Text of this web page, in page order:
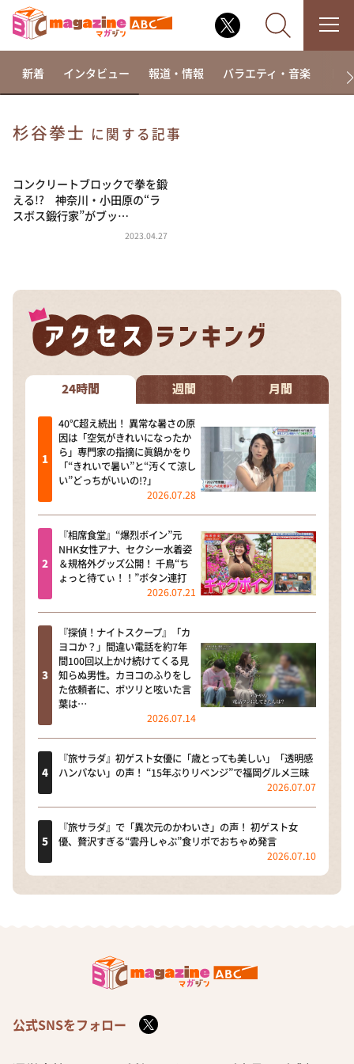
相席食堂
これ余談なんですけど・・・
～人生密着トークバラエティ！～ やすとものいたっ
河合＆A.B.C-Z塚田×福井アナ「なんでやねん！？」
（news おかえり）
DAIGOも台所 ～きょうの献立 何にする？～
本日はダイアンなり！シーズン２
朝だ！生です旅サラダ
教えて！ニュースライブ 正義のミカタ
ＬＩＦＥ～夢のカタチ～
新婚さんいらっしゃい！
ポツンと一軒家
ザキ山小屋本館
ぺこぱのまるスポ
新着 インタビュー 報道・情報 バラエティ・音楽 ド
杉谷拳士 に関する記事
コンクリートブロックで拳を鍛
える!? 神奈川・小田原の“ラ
スボス鍛行家”がブッ…
2023.04.27
24時間 週間 月間
40℃超え続出！ 異常な暑さの原
因は「空気がきれいになったか
ら」専門家の指摘に眞鍋かをり
「“きれいで暑い”と“汚くて涼し
い”どっちがいいの!?」
2026.07.28
『相席食堂』“爆烈ボイン”元
NHK女性アナ、セクシー水着姿
＆規格外グッズ公開！ 千鳥“ち
ょっと待てぃ！！”ボタン連打
2026.07.21
『探偵！ナイトスクープ』「カ
ヨコか？」間違い電話を約7年
間100回以上かけ続けてくる見
知らぬ男性。カヨコのふりをし
た依頼者に、ポツリと呟いた言
葉は…
2026.07.14
『旅サラダ』初ゲスト女優に「歳とっても美しい」「透明感
ハンパない」の声！ “15年ぶりリベンジ”で福岡グルメ三昧
2026.07.07
『旅サラダ』で「異次元のかわいさ」の声！ 初ゲスト女
優、贅沢すぎる“雲丹しゃぶ”食リポでおちゃめ発言
2026.07.10
公式SNSをフォロー